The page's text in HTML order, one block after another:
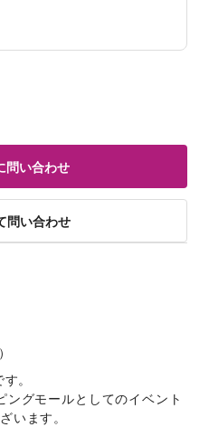
問い合わせ
問い合わせ
。
グモールとしてのイベント
います。